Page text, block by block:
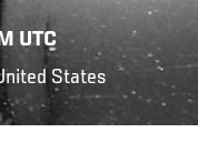
UTC
States